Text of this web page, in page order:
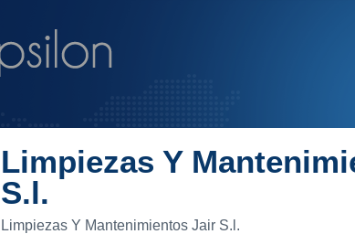
Limpiezas Y
S.l.
Limpiezas Y Mantenimientos Jair S.l.